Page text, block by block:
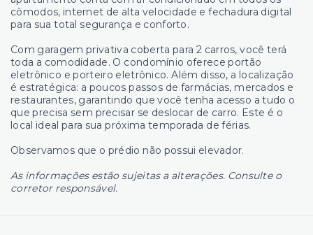
cômodos, internet de alta velocidade e fechadura digital
para sua total segurança e conforto.
Com garagem privativa coberta para 2 carros, você terá
toda a comodidade. O condomínio oferece portão
eletrônico e porteiro eletrônico. Além disso, a localização
é estratégica: a poucos passos de farmácias, mercados e
restaurantes, garantindo que você tenha acesso a tudo o
que precisa sem precisar se deslocar de carro. Este é o
local ideal para sua próxima temporada de férias.
Observamos que o prédio não possui elevador.
As informações estão sujeitas a alterações. Consulte o
corretor responsável.